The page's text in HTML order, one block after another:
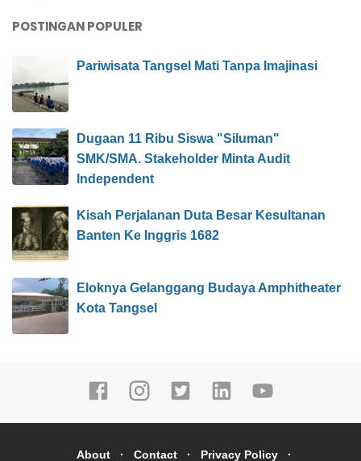
POSTINGAN POPULER
Pariwisata Tangsel Mati Tanpa Imajinasi
Dugaan 11 Ribu Siswa "Siluman"
SMK/SMA. Stakeholder Minta Audit
Independent
Kisah Perjalanan Duta Besar Kesultanan
Banten Ke Inggris 1682
Eloknya Gelanggang Budaya Amphitheater
Kota Tangsel
About Contact Privacy Policy